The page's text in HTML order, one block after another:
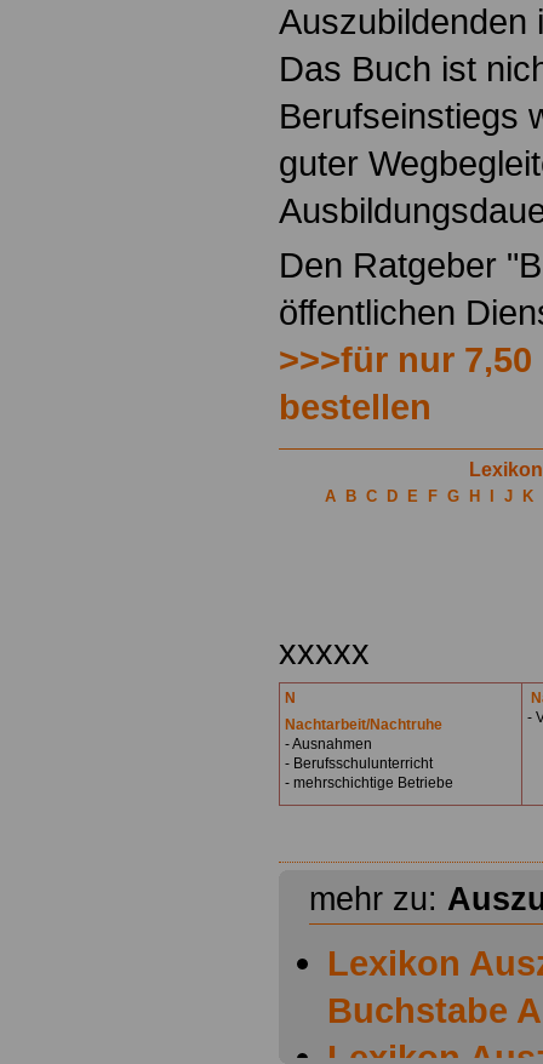
Auszubildenden
Das Buch ist
Berufseinstiegs
guter
Den Ratgeber
öffentlichen
>>>für nur
bestellen
A B C D E F G H J K
xxxxx
N
Nachtarbeit/Nachtruhe
- Ausnahmen
- Berufsschulunterricht
- mehrschichtige Betriebe
-
mehr zu:
Lexikon
Buchstabe A